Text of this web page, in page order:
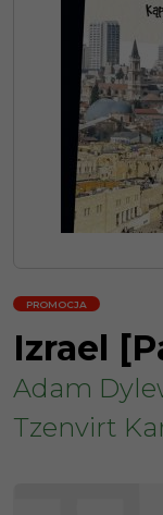
PROMOCJA
Izrael
Adam
Tzenvirt